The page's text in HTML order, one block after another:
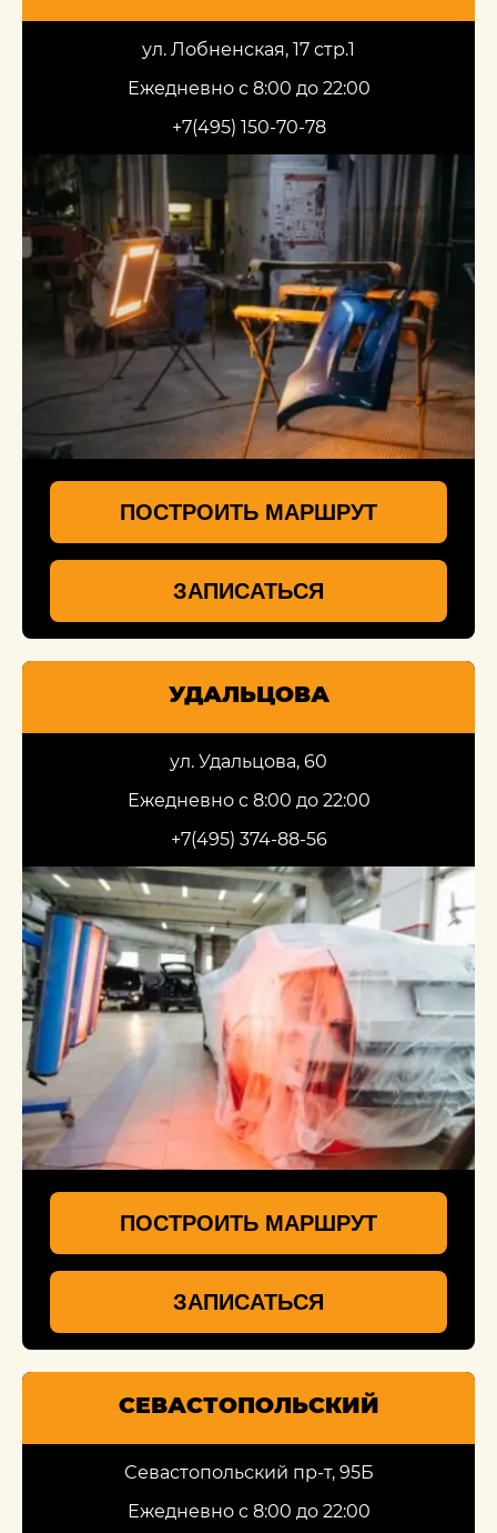
ул. Лобненская, 17 стр.1
Ежедневно с 8:00 до 22:00
+7(495) 150-70-78
ПОСТРОИТЬ МАРШРУТ
ЗАПИСАТЬСЯ
УДАЛЬЦОВА
ул. Удальцова, 60
Ежедневно с 8:00 до 22:00
+7(495) 374-88-56
ПОСТРОИТЬ МАРШРУТ
ЗАПИСАТЬСЯ
СЕВАСТОПОЛЬСКИЙ
Севастопольский пр-т, 95Б
Ежедневно с 8:00 до 22:00